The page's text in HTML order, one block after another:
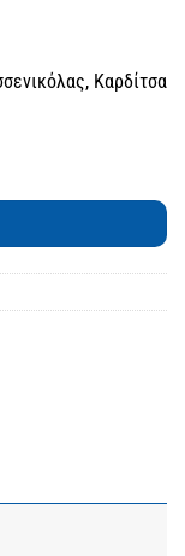
Καρδίτσα